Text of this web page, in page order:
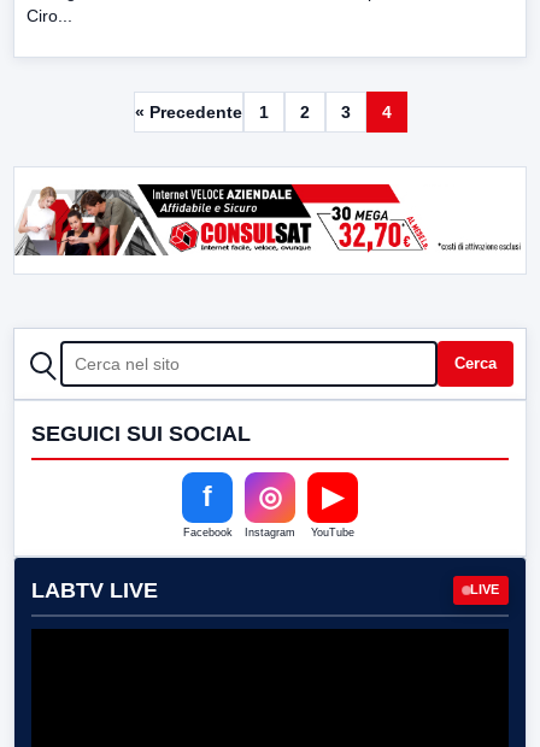
Ciro...
« Precedente 1 2 3 4
CERCA Cerca
SEGUICI SUI SOCIAL
f
Facebook
◎
Instagram
▶
YouTube
LABTV LIVE LIVE